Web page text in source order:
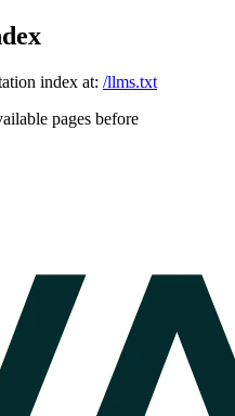
index at: /llms.txt
pages before